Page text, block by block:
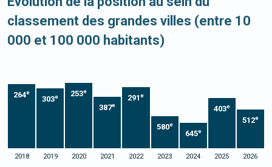
classement des grandes villes (entre 10
000 et 100 000 habitants)
264e
303e 253e
387e
291e
580e
645e
403e
512e
2018 2019 2020 2021 2022 2023 2024 2025 2026